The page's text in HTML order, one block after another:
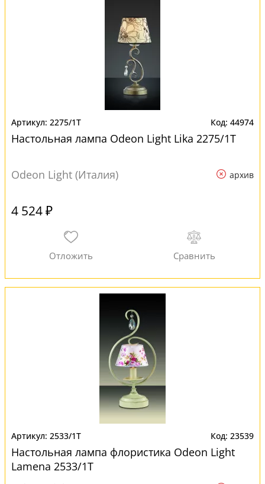
2275/1T 44974
Настольная лампа Odeon Light Lika 2275/1T
Odeon Light (Италия) архив
4 524 ₽
2533/1T 23539
Настольная лампа флористика Odeon Light
Lamena 2533/1T